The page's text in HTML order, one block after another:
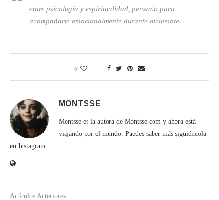
entre psicología y espiritualidad, pensado para
acompañarte emocionalmente durante diciembre.
0
MONTSSE
Montsse es la autora de Montsse.com y ahora está
viajando por el mundo. Puedes saber más siguiéndola
en Instagram.
Artículos Anteriores